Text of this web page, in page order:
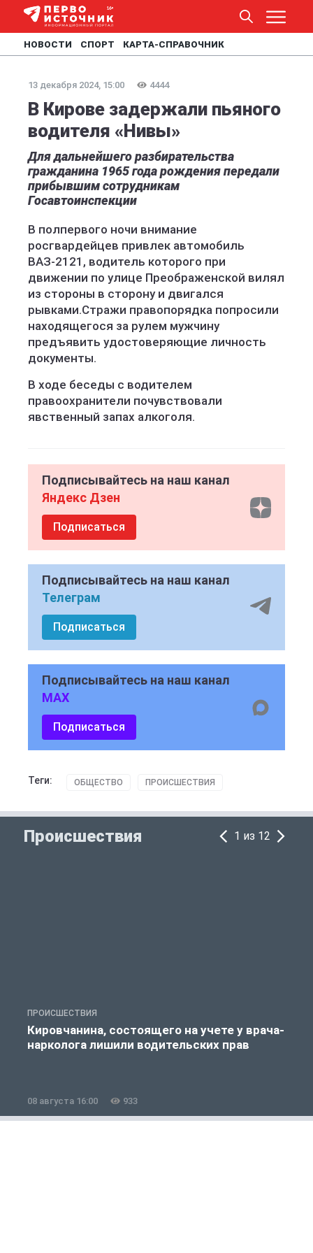
НОВОСТИ СПОРТ КАРТА-СПРАВОЧНИК
13 декабря 2024, 15:00 4444
В Кирове задержали пьяного
водителя «Нивы»
Для дальнейшего разбирательства
гражданина 1965 года рождения передали
прибывшим сотрудникам
Госавтоинспекции
В полпервого ночи внимание
росгвардейцев привлек автомобиль
ВАЗ-2121, водитель которого при
движении по улице Преображенской вилял
из стороны в сторону и двигался
рывками.Стражи правопорядка попросили
находящегося за рулем мужчину
предъявить удостоверяющие личность
документы.
В ходе беседы с водителем
правоохранители почувствовали
явственный запах алкоголя.
Подписывайтесь на наш канал
Яндекс Дзен
Подписаться
Подписывайтесь на наш канал
Телеграм
Подписаться
Подписывайтесь на наш канал
MAX
Подписаться
Теги: ОБЩЕСТВО ПРОИСШЕСТВИЯ
Происшествия 1 из 12
ПРОИСШЕСТВИЯ
Кировчанина, состоящего на учете у врача-
нарколога лишили водительских прав
08 августа 16:00 933